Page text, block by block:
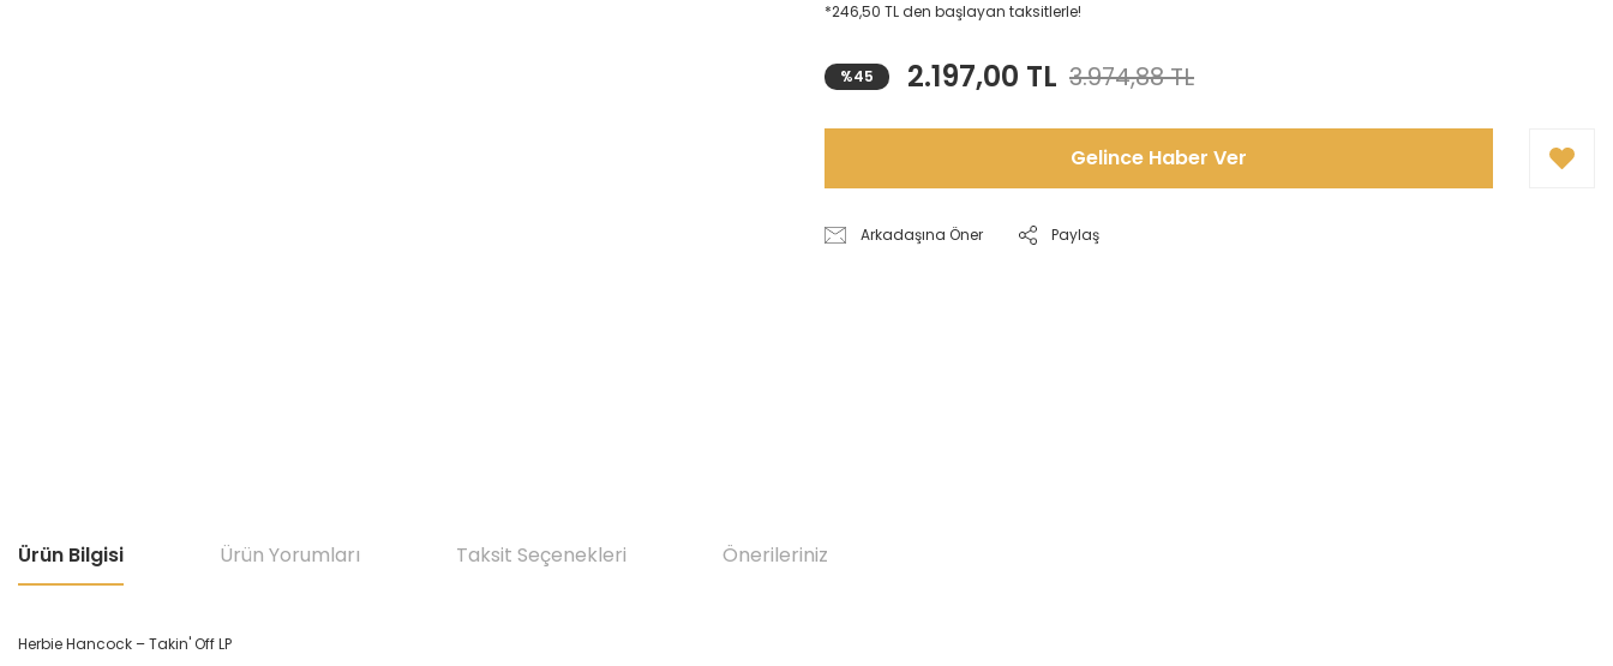
*246,50 TL den başlayan taksitlerle!
%45 2.197,00 TL 3.974,88 TL
Gelince Haber Ver
Arkadaşına Öner Paylaş
Ürün Bilgisi Ürün Yorumları Taksit Seçenekleri Önerileriniz
Herbie Hancock – Takin' Off LP